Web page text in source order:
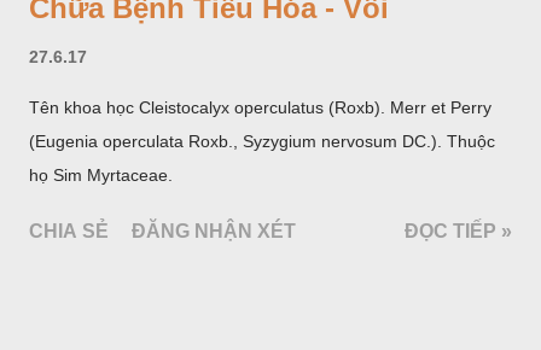
Chữa Bệnh Tiêu Hóa - Vối
27.6.17
Tên khoa học Cleistocalyx operculatus (Roxb). Merr et Perry
(Eugenia operculata Roxb., Syzygium nervosum DC.). Thuộc
họ Sim Myrtaceae.
CHIA SẺ ĐĂNG NHẬN XÉT ĐỌC TIẾP »